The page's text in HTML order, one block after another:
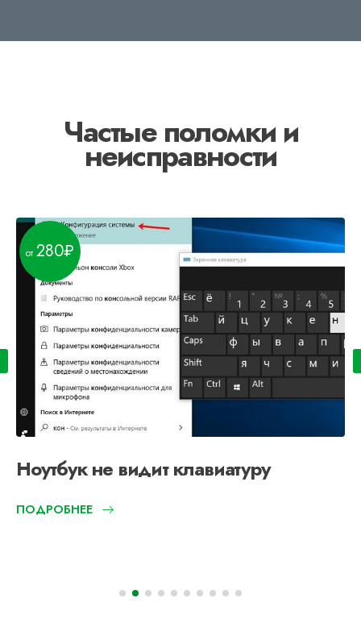
Частые поломки и
неисправности
Ноутбук не видит клавиатуру
280
ПОДРОБНЕЕ